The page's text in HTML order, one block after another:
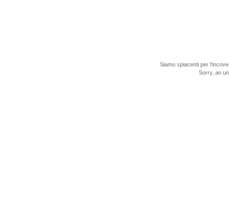
Siamo spiacenti per
Sorry, an